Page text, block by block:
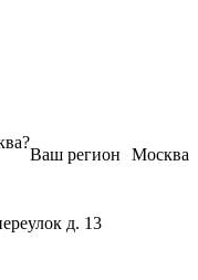
Москва
Ваш регион
?
д. 13